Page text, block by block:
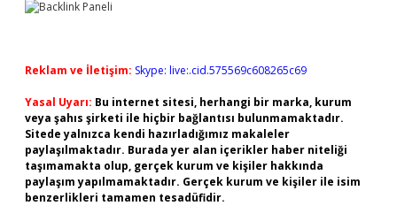
Reklam ve İletişim: Skype: live:.cid.575569c608265c69
Yasal Uyarı: Bu internet sitesi, herhangi bir marka, kurum
veya şahıs şirketi ile hiçbir bağlantısı bulunmamaktadır.
Sitede yalnızca kendi hazırladığımız makaleler
paylaşılmaktadır. Burada yer alan içerikler haber niteliği
taşımamakta olup, gerçek kurum ve kişiler hakkında
paylaşım yapılmamaktadır. Gerçek kurum ve kişiler ile isim
benzerlikleri tamamen tesadüfidir.